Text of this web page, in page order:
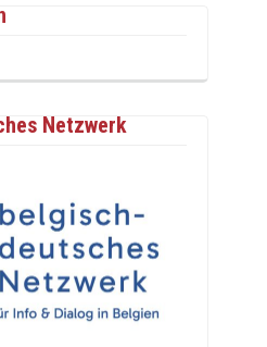
Netzwerk